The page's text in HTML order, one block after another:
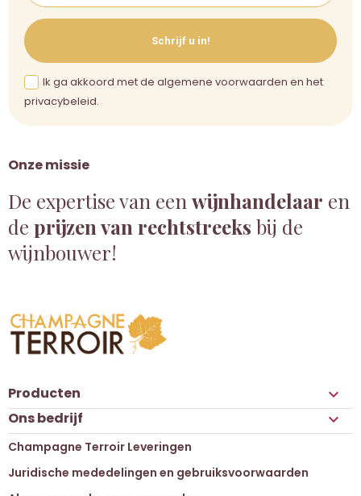
Onze missie
De expertise van een wijnhandelaar en
de prijzen van rechtstreeks bij de
wijnbouwer!
Schrijf u in!
Ik ga akkoord met de algemene voorwaarden en het
privacybeleid.
Producten 
Ons bedrijf 
Champagne Terroir Leveringen
Juridische mededelingen en gebruiksvoorwaarden